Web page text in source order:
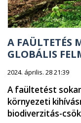
A FAÜLTETÉS
GLOBÁLIS
2024. április. 28 21:39
A faültetést
környezeti
biodiverzitás-